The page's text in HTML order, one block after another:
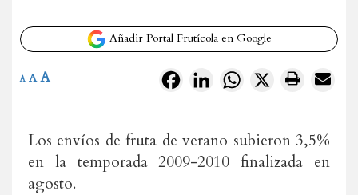
Añadir Portal Frutícola en Google
FacebookLinkedInWhatsApp
X
A A A
Los envíos de fruta de verano subieron 3,5%
en la temporada 2009-2010 finalizada en
agosto.